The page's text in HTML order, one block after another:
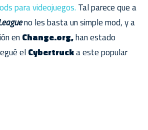
para videojuegos. Tal parece que a
no les basta un simple mod, y a
en Change.org,han estado
el Cybertrucka este popular